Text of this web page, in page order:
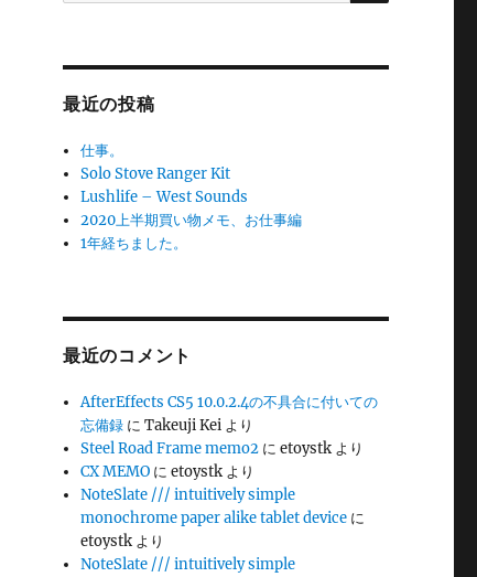
最近の投稿
仕事。
Solo Stove Ranger Kit
Lushlife – West Sounds
2020上半期買い物メモ、お仕事編
1年経ちました。
最近のコメント
AfterEffects CS5 10.0.2.4の不具合に付いての
忘備録 にTakeuji Kei より
Steel Road Frame memo2 にetoystk より
CX MEMO にetoystk より
NoteSlate /// intuitively simple
monochrome paper alike tablet device に
etoystk より
NoteSlate /// intuitively simple